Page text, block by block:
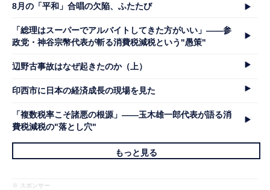
8月の「平和」合唱の欠陥、ふたたび
「総理はスーパーでアルバイトしてきた方がいい」――参
政党・神谷宗幣代表が斬る消費税減税という"愚策"
辺野古事故はなぜ起きたのか（上）
印西市に日本の経済成長の現場を見た
「複数税率こそ諸悪の根源」――玉木雄一郎代表が語る消
費税減税の"落とし穴"
もっと見る
※ スポンサー